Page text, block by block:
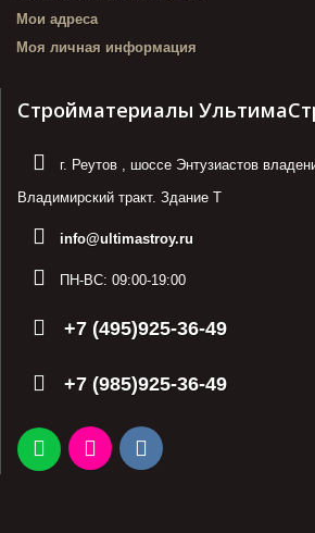
Мои адреса
Моя личная информация
Стройматериалы
г. Реутов шоссе Энтузиастов
Владимирский тракт. Здание Т
info@ultimastroy.ru
ПН-ВС: 09:00-19:00
+7 (495)925-36-49
+7 (985)925-36-49
